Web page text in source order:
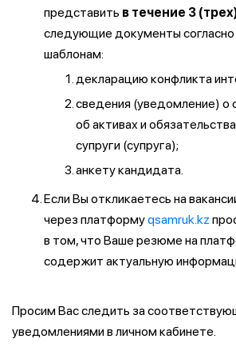
представить в течение 3
следующие документы
шаблонам:
декларацию конфликта
сведения (уведомление) о
об активах и
супруги (супруга);
анкету кандидата.
Если Вы откликаетесь на
через платформуqsamruk.kz
в том, что Ваше резюме на
содержит актуальную
Просим Вас следить за
уведомлениями в личном кабинете.